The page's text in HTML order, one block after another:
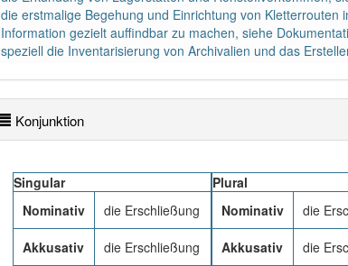
die erstmalige Begehung und Einrichtung von
Information gezielt auffindbar zu machen, siehe
speziell die Inventarisierung von Archivalien und das
Konjunktion
Singular
Nominativ
die Erschließung
Akkusativ die Erschließung
Plural
Nominativ
die
Akkusativ die